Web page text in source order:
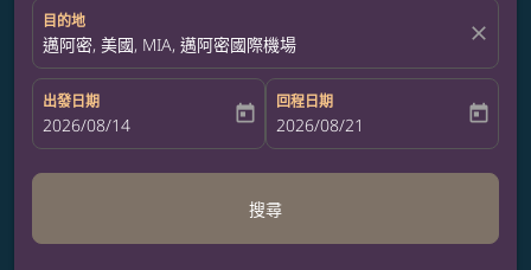
目的地
邁阿密, 美國, MIA, 邁阿密國際機場 close
出發日期
fc-booking-departure-date-aria-label
2026/08/14 today
回程日期
fc-booking-return-date-aria-label
2026/08/21 today
搜尋